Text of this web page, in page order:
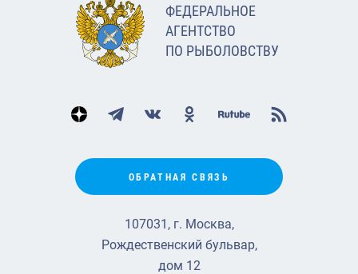
ФЕДЕРАЛЬНОЕ
АГЕНТСТВО
ПО РЫБОЛОВСТВУ
ОБРАТНАЯ СВЯЗЬ
107031, г. Москва,
Рождественский бульвар,
дом 12